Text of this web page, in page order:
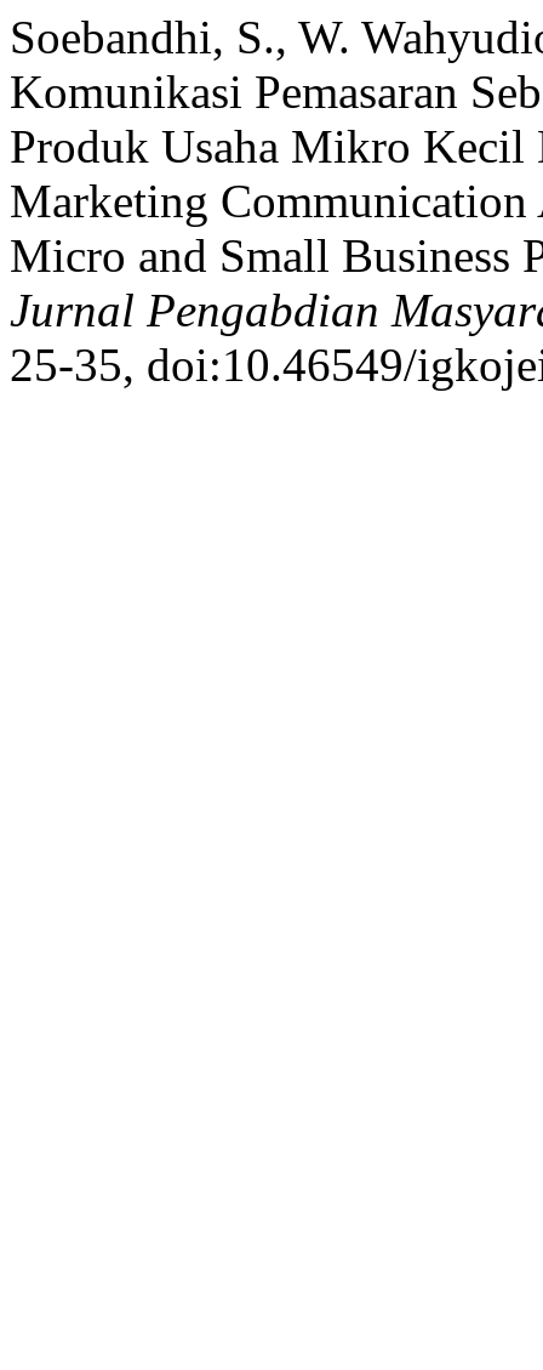
Soebandhi, S., W.
Komunikasi Pemasaran
Produk Usaha Mikro
Marketing
Micro and Small Business
Jurnal Pengabdian
25-35, doi:10.46549/